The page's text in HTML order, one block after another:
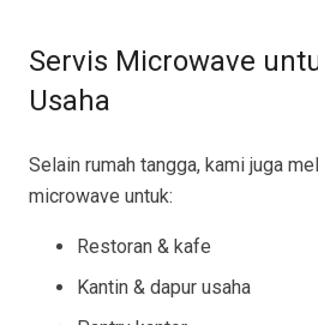
Servis Microwave
Usaha
Selain rumah tangga, kami juga
microwave untuk:
Restoran & kafe
Kantin & dapur usaha